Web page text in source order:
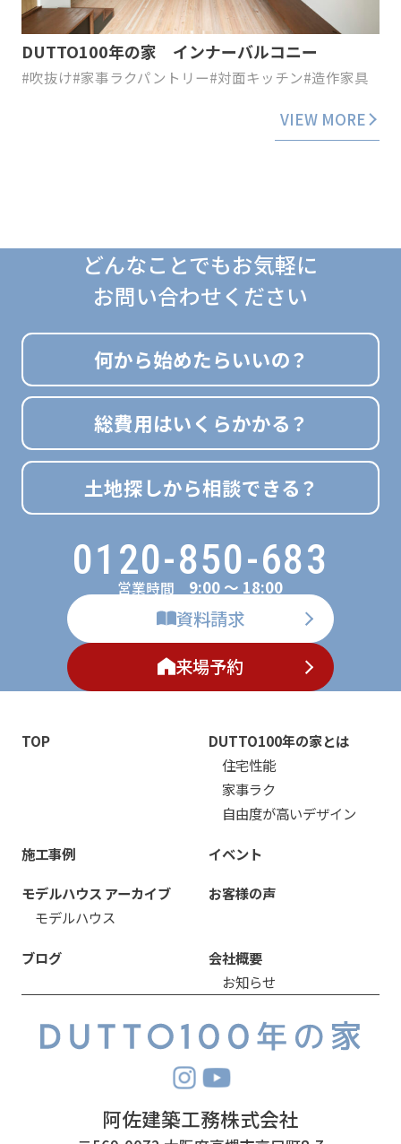
DUTTO100年の家 インナーバルコニー
#吹抜け#家事ラクパントリー#対面キッチン#造作家具
VIEW MORE
どんなことでもお気軽に
お問い合わせください
何から始めたらいいの？
総費用はいくらかかる？
土地探しから相談できる？
0120-850-683
営業時間 9:00 ～ 18:00
資料請求
来場予約
TOP
DUTTO100年の家とは
住宅性能
家事ラク
自由度が高いデザイン
施工事例 イベント
モデルハウス アーカイブ
モデルハウス
お客様の声
ブログ
会社概要
お知らせ
阿佐建築工務株式会社